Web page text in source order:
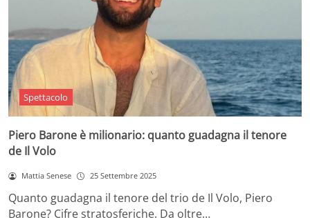
Spettacolo
Piero Barone è milionario: quanto guadagna il tenore
de Il Volo
Mattia Senese 25 Settembre 2025
Quanto guadagna il tenore del trio de Il Volo, Piero
Barone? Cifre stratosferiche. Da oltre…